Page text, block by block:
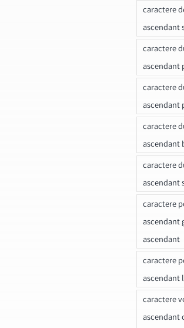
caractere
ascendant
caractere
ascendant
caractere
ascendant
caractere
ascendant
caractere
ascendant
caractere
ascendant
ascendant
caractere
ascendant
caractere
ascendant